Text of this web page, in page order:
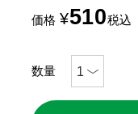
価格 ¥510税込